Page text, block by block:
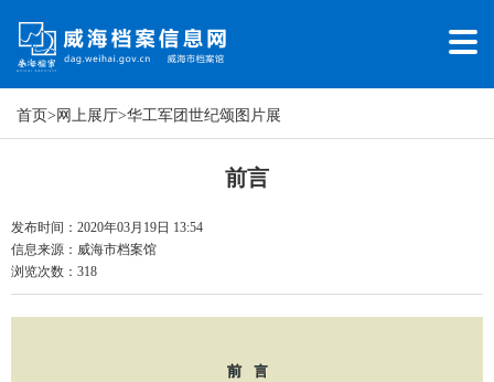
首页> 网上展厅>华工军团世纪颂图片展
前言
发布时间：2020年03月19日 13:54
信息来源： 威海市档案馆
浏览次数： 318